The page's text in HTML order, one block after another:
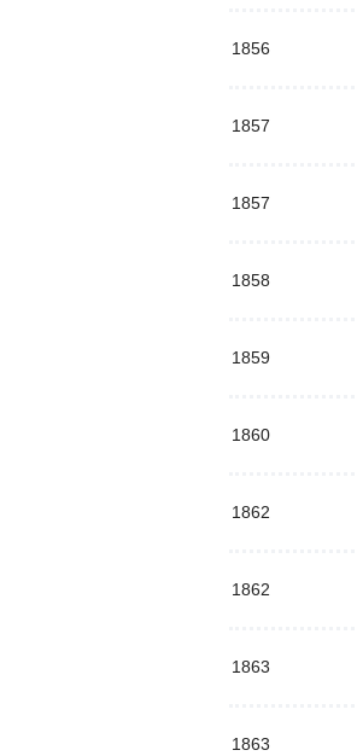
1856
1857
1857
1858
1859
1860
1862
1862
1863
1863